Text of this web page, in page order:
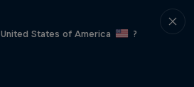
States of America
?